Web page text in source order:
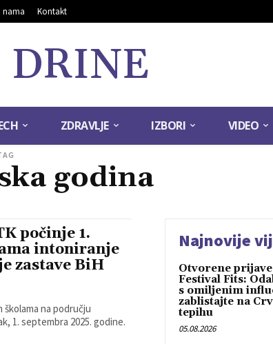
nama Kontakt
DRINE
ZDRAVLJE IZBORI VIDEO
godina
počinje 1.
intoniranje
zastave BiH
školama na području
1. septembra 2025. godine.
Najnovije
Otvorene
Festival Fits:
s omiljenim
zablistajte na
tepihu
05.08.2026